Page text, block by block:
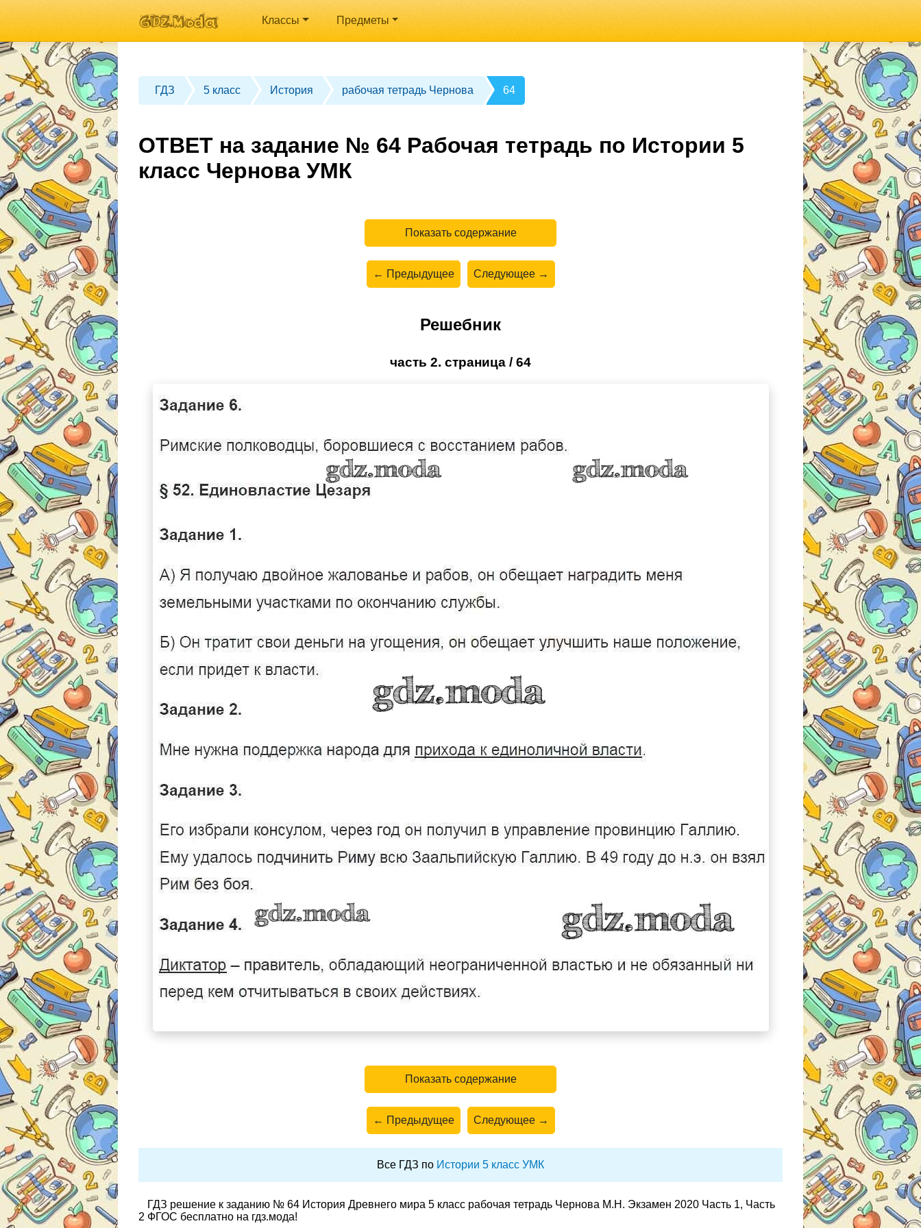
Классы Предметы
ГДЗ 5 класс История рабочая тетрадь Чернова 64
ОТВЕТ на задание № 64 Рабочая тетрадь по Истории 5
класс Чернова УМК
Показать содержание
← Предыдущее Следующее →
Решебник
часть 2. страница / 64
Показать содержание
← Предыдущее Следующее →
Все ГДЗ по Истории 5 класс УМК
ГДЗ решение к заданию № 64 История Древнего мира 5 класс рабочая тетрадь Чернова М.Н. Экзамен 2020 Часть 1, Часть
2 ФГОС бесплатно на гдз.мода!